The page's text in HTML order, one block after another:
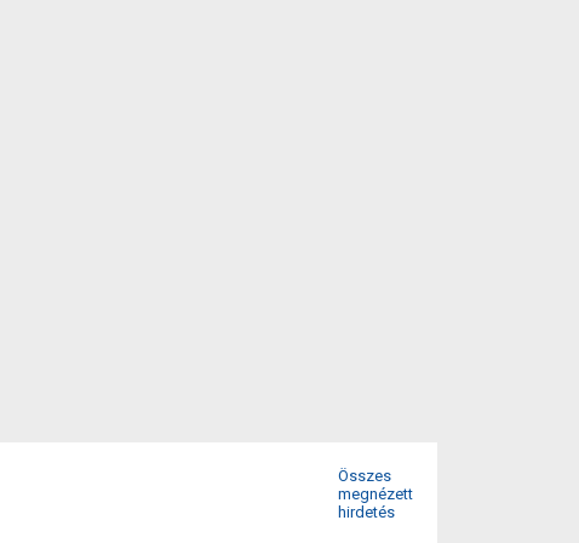
Összes
megnézett
hirdetés